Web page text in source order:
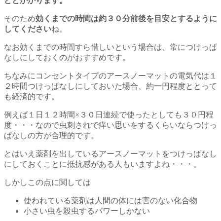
そのため効くまでの時間は約３０分前後を目安とするように
してくださいね。
なお効くまでの時間すら惜しいという場合は、常につけっぱ
なしにしておくのがおすすめです。
ちなみにコンセントタイプのアースノーマットの電気代は１
２時間つけっぱなしにしておいた場合、約一円程度ととって
も経済的です。
例えば１日１２時間×３０日連続で使ったとしても３０円程
度・・・なので虫刺されで痒い思いをするくらいならつけっ
ぱなしの方が合理的です。
とはいえ薬剤を出しているアースノーマットをつけっぱなし
にしておくことに抵抗感がある人もいますよね・・・。
しかしこの点に関しては
使われている薬剤は人間の体には害のない化合物
小さい虫を殺虫するパワーしかない